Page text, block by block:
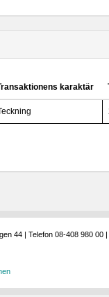
karaktär
44 | Telefon 08-408 980 00 |